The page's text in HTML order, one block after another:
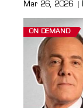
Mar 26, 2026
ON DEMAND